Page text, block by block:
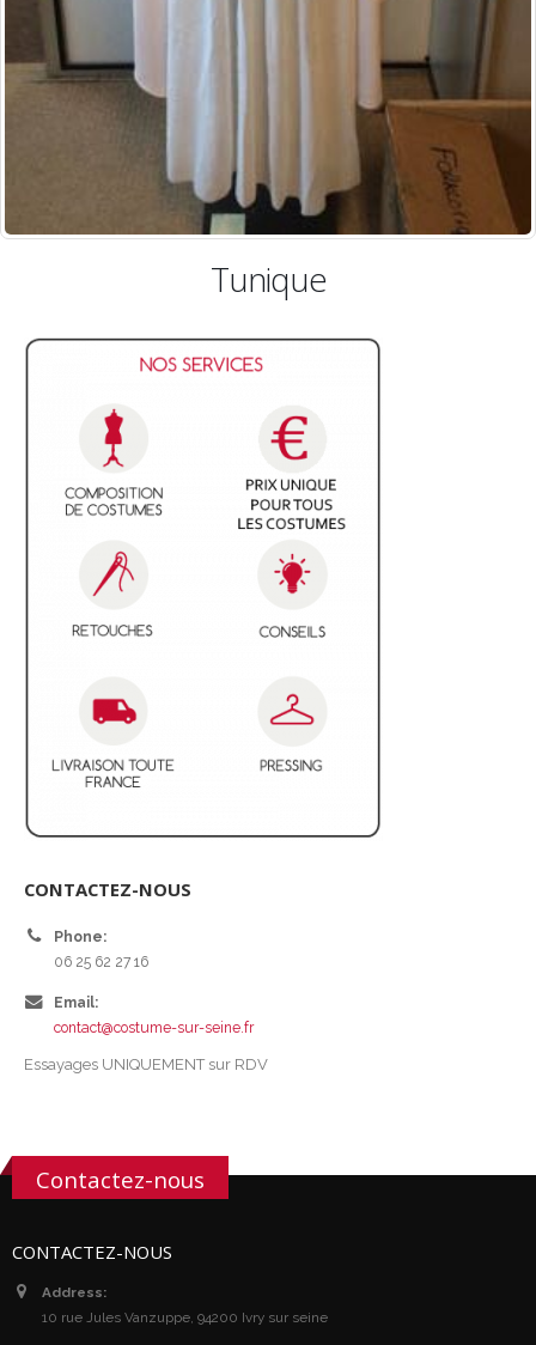
CONTACTEZ-NOUS
Phone:
06 25 62 27 16
Email:
contact@costume-sur-seine.fr
Essayages UNIQUEMENT sur RDV
Contactez-nous
CONTACTEZ-NOUS
Address:
10 rue Jules Vanzuppe, 94200 Ivry sur seine